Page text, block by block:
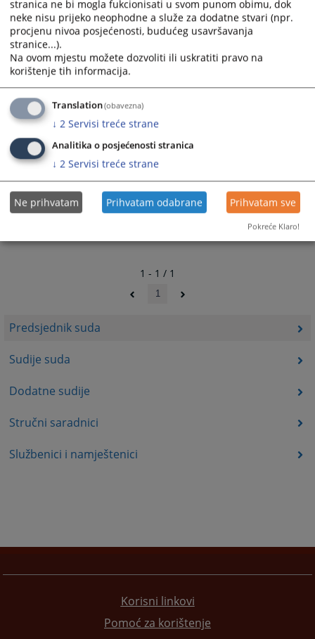
Predsjednik suda
Sudije suda
Dodatne sudije
Stručni saradnici
Službenici i namještenici
1 - 1 / 1
1
Korisni linkovi
Pomoć za korištenje
stranica ne bi mogla fukcionisati u svom punom obimu, dok
neke nisu prijeko neophodne a služe za dodatne stvari (npr.
procjenu nivoa posjećenosti, budućeg usavršavanja
stranice...).
Na ovom mjestu možete dozvoliti ili uskratiti pravo na
korištenje tih informacija.
Translation(obavezna)
↓ 2 Servisi treće strane
Analitika o posjećenosti stranica
↓ 2 Servisi treće strane
Ne prihvatam Prihvatam odabrane Prihvatam sve
Pokreće Klaro!